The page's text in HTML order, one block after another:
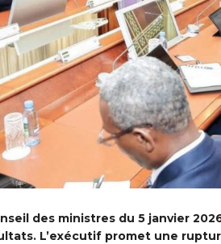
des ministres du 5 janvier
L’exécutif promet une